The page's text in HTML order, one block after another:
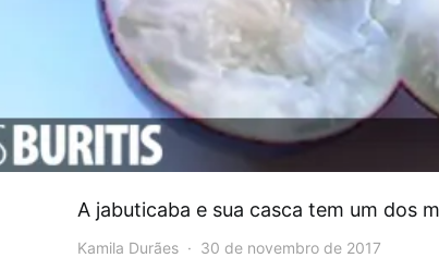
A jabuticaba e sua casca tem um dos
Kamila Durães 30 de novembro de 2017